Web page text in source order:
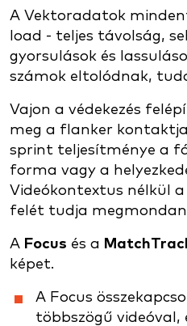
A Vektoradatok
load - teljes távolság,
gyorsulások és
számok eltolódnak,
Vajon a védekezés
meg a flanker
sprint teljesítménye a
forma vagy a
Videókontextus nélkül
felét tudja
A Focus és a
képet.
A Focus
többszögű